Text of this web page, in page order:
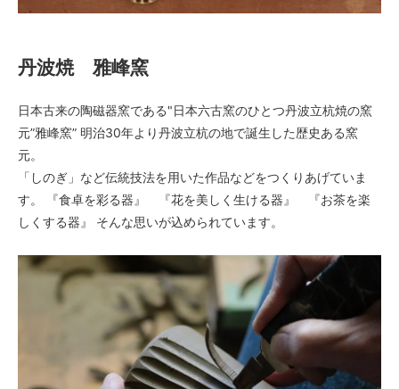
丹波焼 雅峰窯
日本古来の陶磁器窯である"日本六古窯のひとつ丹波立杭焼の窯
元”雅峰窯” 明治30年より丹波立杭の地で誕生した歴史ある窯
元。
「しのぎ」など伝統技法を用いた作品などをつくりあげていま
す。 『食卓を彩る器』 『花を美しく生ける器』 『お茶を楽
しくする器』 そんな思いが込められています。